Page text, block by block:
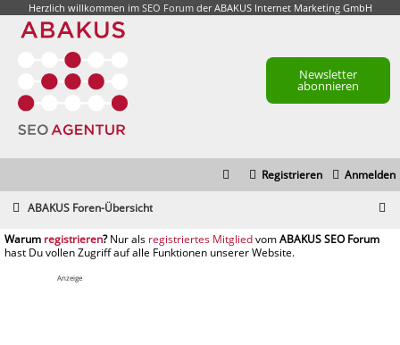
Herzlich willkommen im SEO Forumder ABAKUS Internet Marketing GmbH
Newsletter
abonnieren
Anmelden
Registrieren
ABAKUS Foren-Übersicht
registrieren registriertes Mitglied
Anzeige